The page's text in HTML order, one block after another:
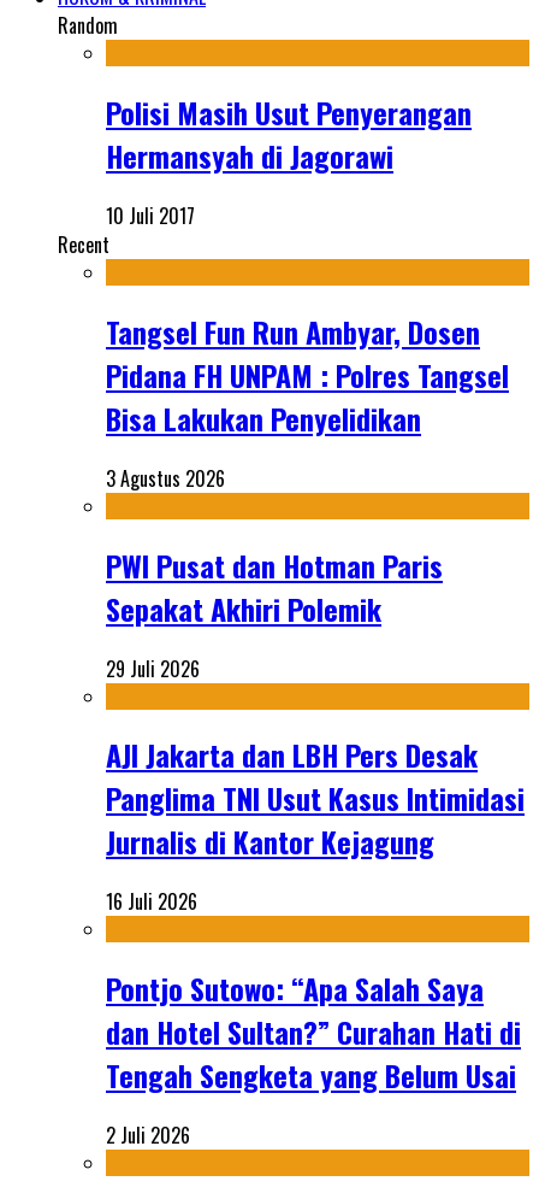
Random
Polisi Masih Usut Penyerangan
Hermansyah di Jagorawi
10 Juli 2017
Recent
Tangsel Fun Run Ambyar, Dosen
Pidana FH UNPAM : Polres Tangsel
Bisa Lakukan Penyelidikan
3 Agustus 2026
PWI Pusat dan Hotman Paris
Sepakat Akhiri Polemik
29 Juli 2026
AJI Jakarta dan LBH Pers Desak
Panglima TNI Usut Kasus Intimidasi
Jurnalis di Kantor Kejagung
16 Juli 2026
Pontjo Sutowo: “Apa Salah Saya
dan Hotel Sultan?” Curahan Hati di
Tengah Sengketa yang Belum Usai
2 Juli 2026